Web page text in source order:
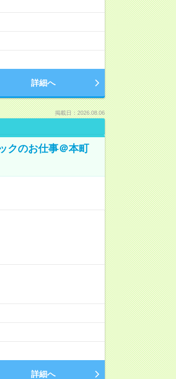
詳細へ
掲載日：2026.08.06
クのお仕事＠本町
詳細へ